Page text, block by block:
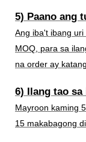
5) Paano ang
Ang iba't ibang
MOQ, para sa
na order ay
6) Ilang tao
Mayroon kaming
15 makabagong